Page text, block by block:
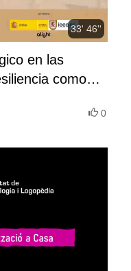
33' 46''
en las
como
0